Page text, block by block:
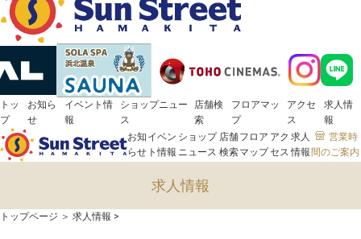
トッ
プ
お知ら
せ
イベント情
報
ショップニュー
ス
店舗検
索
フロアマッ
プ
アクセ
ス
求人情
報
お知
らせ
イベン
ト情報
ショップ
ニュース
店舗
検索
フロア
マップ
アク
セス
求人
情報
営業時
間のご案内
求人情報
トップページ ＞ 求人情報 >